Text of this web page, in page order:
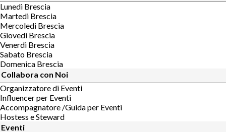
Lunedi Brescia
Martedi Brescia
Mercoledi Brescia
Giovedi Brescia
Venerdi Brescia
Sabato Brescia
Domenica Brescia
Collabora con Noi
Organizzatore di Eventi
Influencer per Eventi
Accompagnatore /Guida per Eventi
Hostess e Steward
Eventi